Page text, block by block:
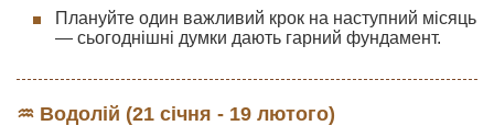
Плануйте один важливий крок на наступний місяць
— сьогоднішні думки дають гарний фундамент.
♒ Водолій (21 січня - 19 лютого)